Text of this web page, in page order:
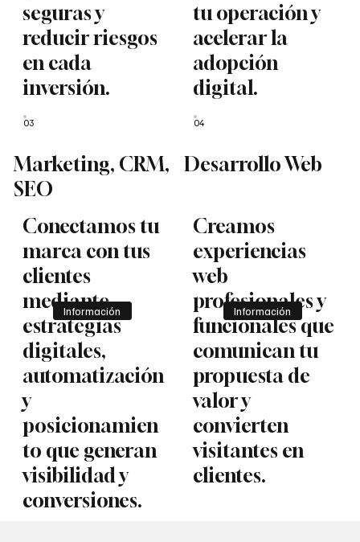
seguras y
reducir riesgos
en cada
inversión.
tu operación y
acelerar la
adopción
digital.
03
Marketing, CRM,
SEO
Conectamos tu
marca con tus
clientes
mediante
estrategias
digitales,
automatización
y
posicionamien
to que generan
visibilidad y
conversiones.
Información
04
Desarrollo Web
Creamos
experiencias
web
profesionales y
funcionales que
comunican tu
propuesta de
valor y
convierten
visitantes en
clientes.
Información